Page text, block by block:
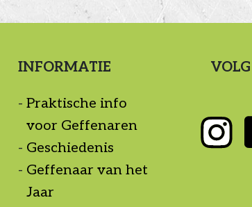
INFORMATIE
Praktische info
voor Geffenaren
Geschiedenis
Geffenaar van het
Jaar